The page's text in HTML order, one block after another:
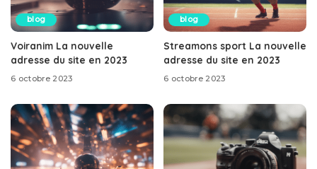
blog
Voiranim La nouvelle
adresse du site en 2023
6 octobre 2023
blog
Streamons sport La nouvelle
adresse du site en 2023
6 octobre 2023